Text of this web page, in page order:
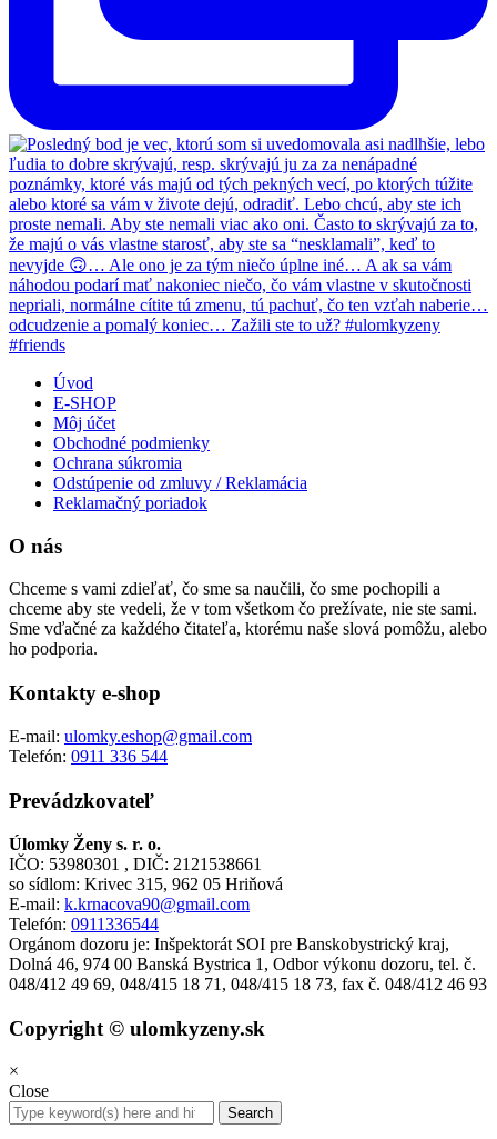
Úvod
E-SHOP
Môj účet
Obchodné podmienky
Ochrana súkromia
Odstúpenie od zmluvy / Reklamácia
Reklamačný poriadok
O nás
Chceme s vami zdieľať, čo sme sa naučili, čo sme pochopili a
chceme aby ste vedeli, že v tom všetkom čo prežívate, nie ste sami.
Sme vďačné za každého čitateľa, ktorému naše slová pomôžu, alebo
ho podporia.
Kontakty e-shop
E-mail: ulomky.eshop@gmail.com
Telefón: 0911 336 544
Prevádzkovateľ
Úlomky Ženy s. r. o.
IČO: 53980301 , DIČ: 2121538661
so sídlom: Krivec 315, 962 05 Hriňová
E-mail: k.krnacova90@gmail.com
Telefón: 0911336544
Orgánom dozoru je: Inšpektorát SOI pre Banskobystrický kraj,
Dolná 46, 974 00 Banská Bystrica 1, Odbor výkonu dozoru, tel. č.
048/412 49 69, 048/415 18 71, 048/415 18 73, fax č. 048/412 46 93
Copyright © ulomkyzeny.sk
×
Close